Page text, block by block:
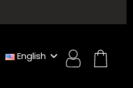
English